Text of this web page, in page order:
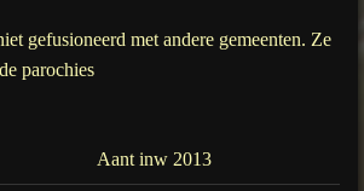
gefusioneerd met andere gemeenten. Ze
parochies
Aant inw 2013